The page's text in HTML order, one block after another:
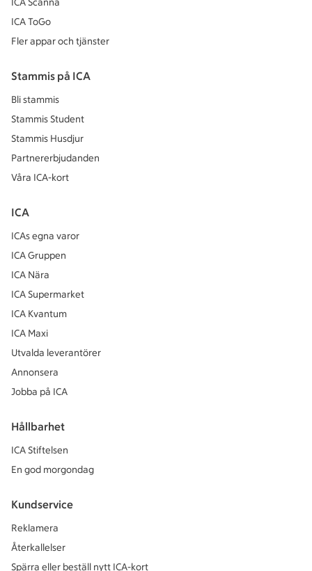
ICA Scanna
ICA ToGo
Fler appar och tjänster
Stammis på ICA
Bli stammis
Stammis Student
Stammis Husdjur
Partnererbjudanden
Våra ICA-kort
ICA
ICAs egna varor
ICA Gruppen
ICA Nära
ICA Supermarket
ICA Kvantum
ICA Maxi
Utvalda leverantörer
Annonsera
Jobba på ICA
Hållbarhet
ICA Stiftelsen
En god morgondag
Kundservice
Reklamera
Återkallelser
Spärra eller beställ nytt ICA-kort